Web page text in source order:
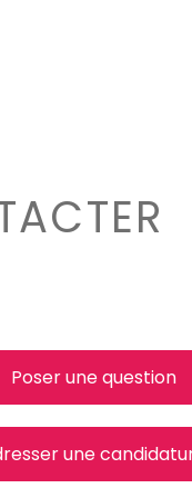
Poser une question
une